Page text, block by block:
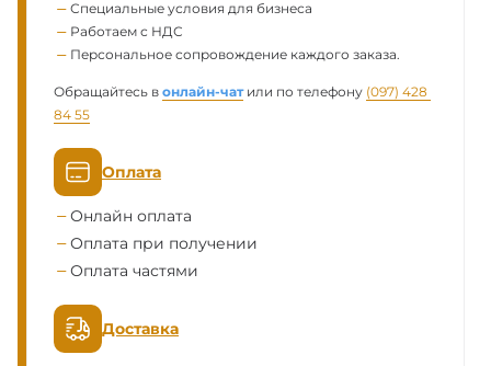
Специальные условия для бизнеса
Работаем с НДС
Персональное сопровождение каждого заказа.
Обращайтесь в онлайн-чатили по телефону (097) 428
84 55
Оплата
Онлайн оплата
Оплата при получении
Оплата частями
Доставка